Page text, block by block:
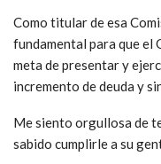
Como titular de esa
fundamental para que el
meta de presentar y
incremento de deuda y
Me siento orgullosa de
sabido cumplirle a su